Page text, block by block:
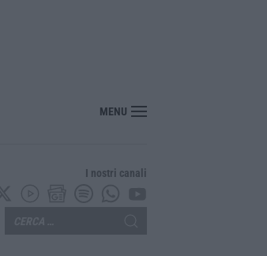
MENU
I nostri canali